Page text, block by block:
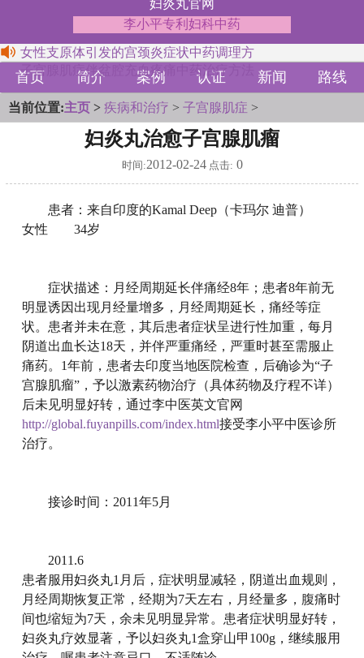
妇炎丸官网
李小平专利妇科中药
女性支原体引发的宫颈炎症状中药调理方
子宫腺肌症伴盆腔充血疼痛中药治疗方法
首页 简介 案例 认证 新闻 路线
当前位置:主页 > 疾病和治疗 > 子宫腺肌症 >
妇炎丸治愈子宫腺肌瘤
时间:2012-02-24点击: 0
患者：来自印度的Kamal Deep（卡玛尔 迪普）
女性 34岁
症状描述：月经周期延长伴痛经8年；患者8年前无
明显诱因出现月经量增多，月经周期延长，痛经等症
状。患者并未在意，其后患者症状呈进行性加重，每月
阴道出血长达18天，并伴严重痛经，严重时甚至需服止
痛药。1年前，患者去印度当地医院检查，后确诊为“子
宫腺肌瘤”，予以激素药物治疗（具体药物及疗程不详）
后未见明显好转，通过李中医英文官网
http://global.fuyanpills.com/index.html接受李小平中医诊所
治疗。
接诊时间：2011年5月
2011.6
患者服用妇炎丸1月后，症状明显减轻，阴道出血规则，
月经周期恢复正常，经期为7天左右，月经量多，腹痛时
间也缩短为7天，余未见明显异常。患者症状明显好转，
妇炎丸疗效显著，予以妇炎丸1盒穿山甲100g，继续服用